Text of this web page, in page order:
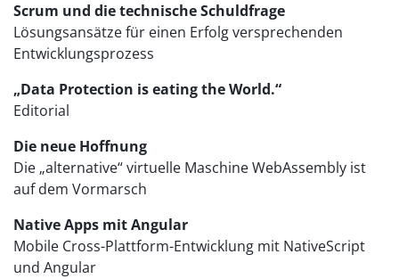
Scrum und die technische Schuldfrage
Lösungsansätze für einen Erfolg versprechenden
Entwicklungsprozess
„Data Protection is eating the World.“
Editorial
Die neue Hoffnung
Die „alternative“ virtuelle Maschine WebAssembly ist
auf dem Vormarsch
Native Apps mit Angular
Mobile Cross-Plattform-Entwicklung mit NativeScript
und Angular